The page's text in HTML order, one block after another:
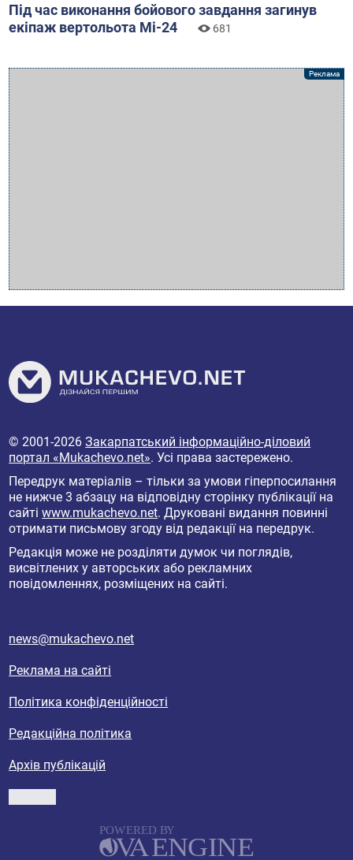
Під час виконання бойового завдання загинув
екіпаж вертольота Мі-24
681
© 2001-2026Закарпатський інформаційно-діловий
портал «Mukachevo.net». Усі права застережено.
Передрук матеріалів – тільки за умови гіперпосилання
не нижче 3 абзацу на відповідну сторінку публікації на
сайтіwww.mukachevo.net. Друковані видання повинні
отримати письмову згоду від редакції на передрук.
Редакція може не розділяти думок чи поглядів,
висвітлених у авторських або рекламних
повідомленнях, розміщених на сайті.
news@mukachevo.net
Реклама на сайті
Політика конфіденційності
Редакційна політика
Архів публікацій